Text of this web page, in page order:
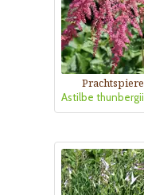
Prachtspiere